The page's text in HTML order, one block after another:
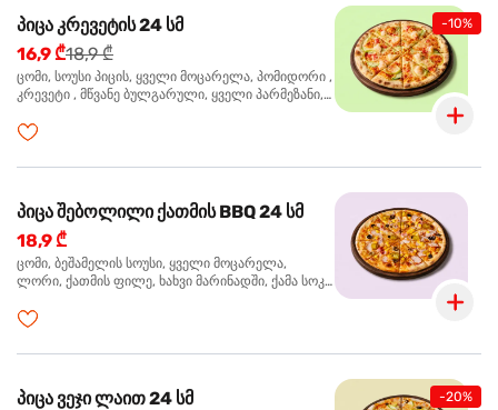
-10%
პიცა კრევეტის 24 სმ
16,9 ₾18,9 ₾
ცომი, სოუსი პიცის, ყველი მოცარელა, პომიდორი ,
კრევეტი , მწვანე ბულგარული, ყველი პარმეზანი,
პიცა შებოლილი ქათმის BBQ 24 სმ
18,9 ₾
ცომი, ბეშამელის სოუსი, ყველი მოცარელა,
ლორი, ქათმის ფილე, ხახვი მარინადში, ქამა სოკო
-20%
პიცა ვეჯი ლაით 24 სმ